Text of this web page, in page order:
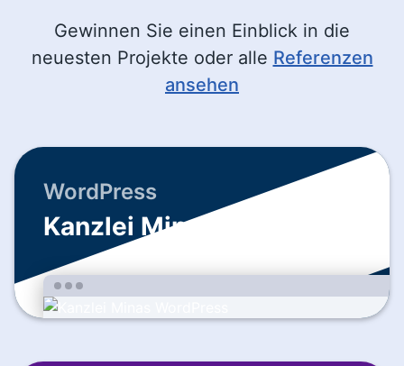
Gewinnen Sie einen Einblick in die
neuesten Projekte oder alle Referenzen
ansehen
WordPress
Kanzlei Minas